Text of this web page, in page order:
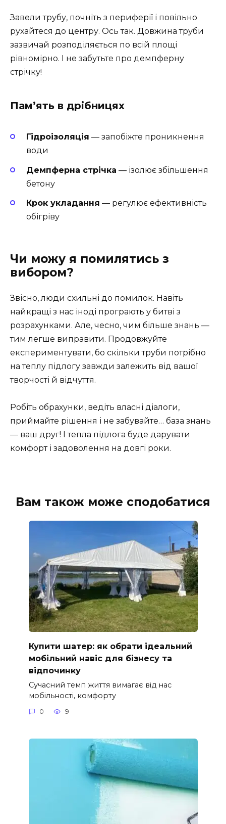
Завели трубу, почніть з периферії і повільно
рухайтеся до центру. Ось так. Довжина труби
зазвичай розподіляється по всій площі
рівномірно. І не забутьте про демпферну
стрічку!
Пам’ять в дрібницях
Гідроізоляція — запобіжте проникнення
води
Демпферна стрічка — ізолює збільшення
бетону
Крок укладання — регулює ефективність
обігріву
Чи можу я помилятись з
вибором?
Звісно, люди схильні до помилок. Навіть
найкращі з нас іноді програють у битві з
розрахунками. Але, чесно, чим більше знань —
тим легше виправити. Продовжуйте
експериментувати, бо скільки труби потрібно
на теплу підлогу завжди залежить від вашої
творчості й відчуття.
Робіть обрахунки, ведіть власні діалоги,
приймайте рішення і не забувайте… база знань
— ваш друг! І тепла підлога буде дарувати
комфорт і задоволення на довгі роки.
Вам також може сподобатися
Купити шатер: як обрати ідеальний
мобільний навіс для бізнесу та
відпочинку
Сучасний темп життя вимагає від нас
мобільності, комфорту
0 9